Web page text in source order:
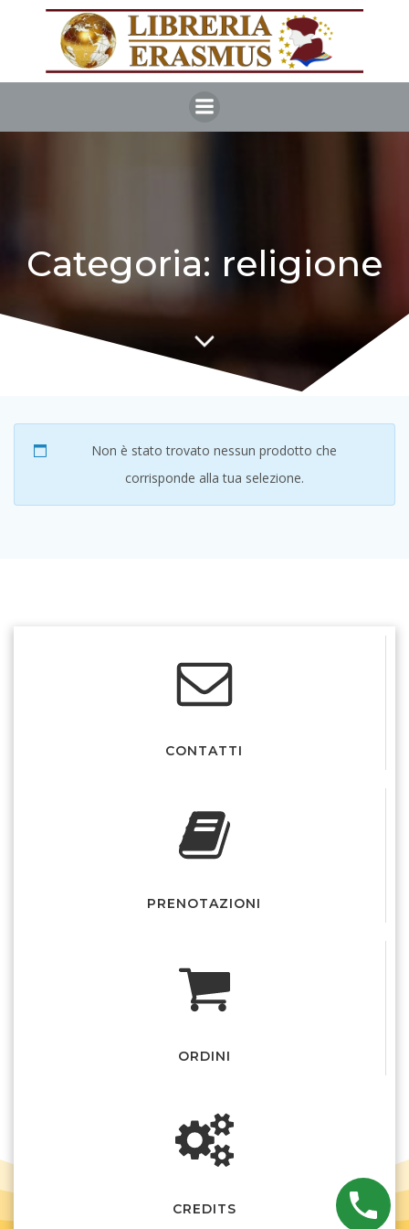
Vai
al
contenuto
Categoria: religione
Non è stato trovato nessun prodotto che
corrisponde alla tua selezione.
CONTATTI
PRENOTAZIONI
ORDINI
CREDITS